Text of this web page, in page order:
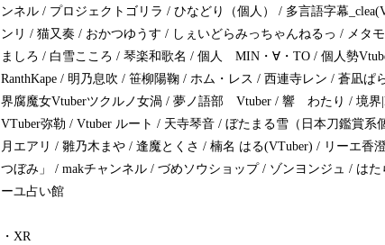
ンネル / プロジェクトゴリラ / ひなどり（個人） / 多言語字幕
ンリ / 猫又奏 / おかつゆうす / しぇいどらみっちゃんねるっ / メタ
ましろ / 白雪こころ / 琴楽和歌名 / 個人 MIN・∀・TO / 個人勢
RanthKape / 明乃息吹 / 笹柳陽鞠 / ホム・レス / 西連寺レン / 蒼凪
界腐魔女Vtuberツクルノ女渦 / 夢ノ語部 Vtuber / 響 わたり / 境界
VTuber弥勒 / Vtuber ルート / 天寺琴音 / ぼたまる雪（日本刀鑑賞系
月エアリ / 雛乃木まや / 逢魔とくさ / 楠名 はる(VTuber) / リーエ香
つぼみ」 / makチャンネル / づめソウショップ / ゾンヨンジュ / は
ーユ占い館
・XR